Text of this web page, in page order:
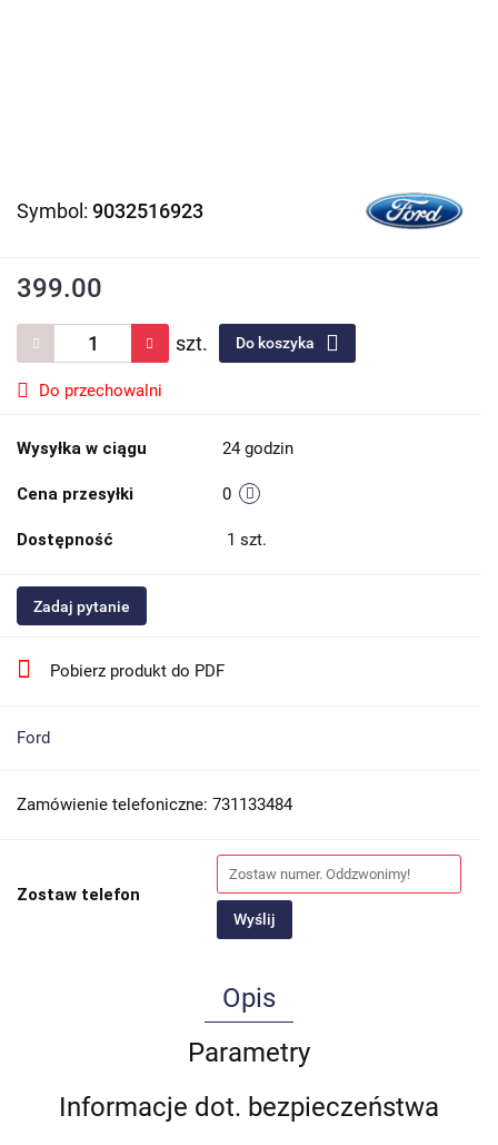
Symbol: 9032516923
399.00
szt. Do koszyka
Do przechowalni
Wysyłka w ciągu 24 godzin
Cena przesyłki 0
Dostępność 1 szt.
Zadaj pytanie
Pobierz produkt do PDF
Ford
Zamówienie telefoniczne: 731133484
Zostaw telefon
Wyślij
Opis
Parametry
Informacje dot. bezpieczeństwa